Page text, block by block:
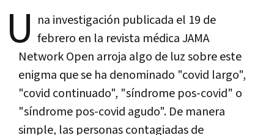
U na investigación publicada el 19 de
febrero en la revista médica JAMA
Network Open arroja algo de luz sobre este
enigma que se ha denominado "covid largo",
"covid continuado", "síndrome pos-covid" o
"síndrome pos-covid agudo". De manera
simple, las personas contagiadas de